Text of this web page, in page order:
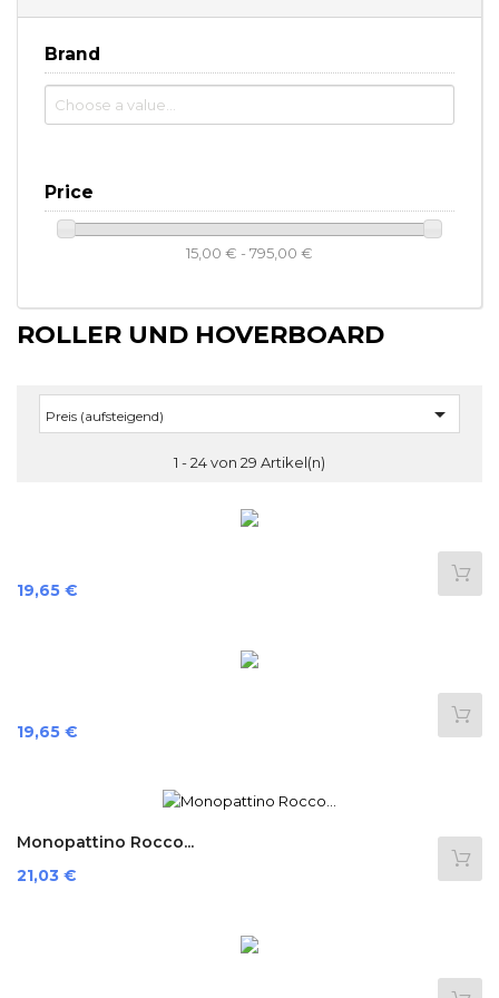
Brand
Price
15,00 € - 795,00 €
ROLLER UND HOVERBOARD
Preis (aufsteigend) 
1 - 24 von 29 Artikel(n)
Preis
19,65 €
Preis
19,65 €
Monopattino Rocco...
Preis
21,03 €